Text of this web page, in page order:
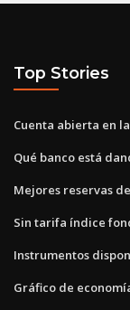
Top Stories
Cuenta abierta en
Qué banco está
Mejores reservas
Sin tarifa índice
Instrumentos
Gráfico de